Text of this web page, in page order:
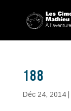
188
Déc 24, 2014|